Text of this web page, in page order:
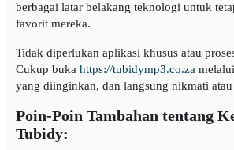
berbagai latar belakang teknologi untuk
favorit mereka.
Tidak diperlukan aplikasi khusus atau
Cukup buka https://tubidymp3.co.za
yang diinginkan, dan langsung nikmati
Poin-Poin Tambahan tentang
Tubidy: